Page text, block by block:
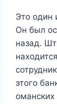
Это один
Он был
назад.
этого